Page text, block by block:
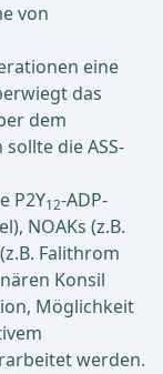
von
eine
das
dem
die ASS-
P2Y12-ADP-
NOAKs (z.B.
Falithrom
Konsil
Möglichkeit
werden.